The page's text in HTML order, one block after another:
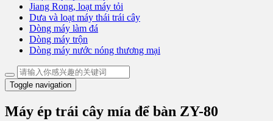
Jiang Rong, loạt máy tỏi
Dưa và loạt máy thái trái cây
Dòng máy làm đá
Dòng máy trộn
Dòng máy nước nóng thương mại
Toggle navigation
Máy ép trái cây mía để bàn ZY-80